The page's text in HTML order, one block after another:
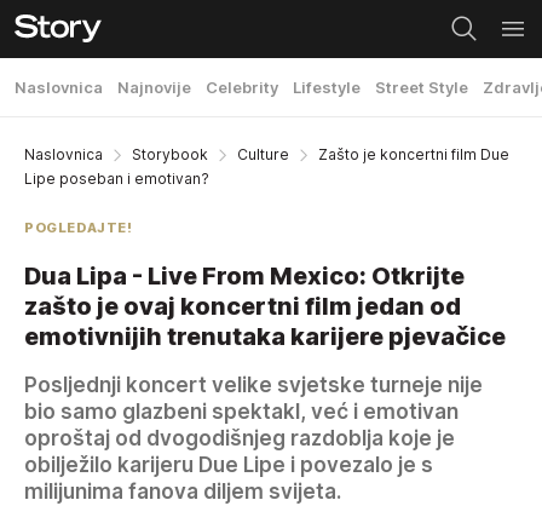
Naslovnica Najnovije Celebrity Lifestyle Street Style
Naslovnica Storybook Culture
Zašto je koncertni film Due
Lipe poseban i emotivan?
POGLEDAJTE!
Dua Lipa - Live From Mexico: Otkrijte
zašto je ovaj koncertni film jedan od
emotivnijih trenutaka karijere pjevačice
Posljednji koncert velike svjetske turneje nije
bio samo glazbeni spektakl, već i emotivan
oproštaj od dvogodišnjeg razdoblja koje je
obilježilo karijeru Due Lipe i povezalo je s
milijunima fanova diljem svijeta.